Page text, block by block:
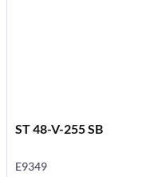
ST 48-V-255 SB
E9349